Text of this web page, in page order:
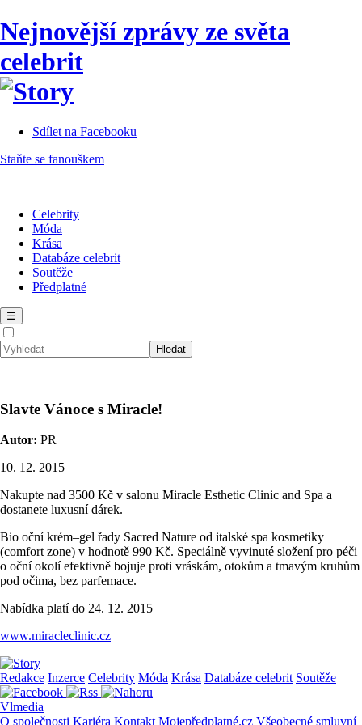
Nejnovější zprávy ze světa
celebrit
Sdílet na Facebooku
Staňte se fanouškem
Celebrity
Móda
Krása
Databáze celebrit
Soutěže
Předplatné
☰
Slavte Vánoce s Miracle!
Autor: PR
10. 12. 2015
Nakupte nad 3500 Kč v salonu Miracle Esthetic Clinic and Spa a
dostanete luxusní dárek.
Bio oční krém–gel řady Sacred Nature od italské spa kosmetiky
(comfort zone) v hodnotě 990 Kč. Speciálně vyvinuté složení pro péči
o oční okolí efektivně bojuje proti vráskám, otokům a tmavým kruhům
pod očima, bez parfemace.
Nabídka platí do 24. 12. 2015
www.miracleclinic.cz
Redakce Inzerce Celebrity Móda Krása Databáze celebrit Soutěže
Vlmedia
O společnosti Kariéra Kontakt Mojepředplatné.cz Všeobecné smluvní